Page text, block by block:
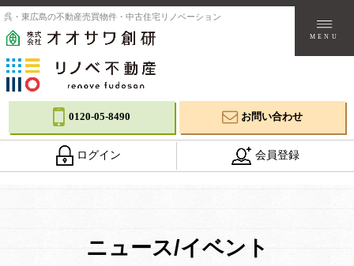
呉・東広島の不動産売買物件・中古住宅リノベーション
MENU
0120-05-8490 お問い合わせ
ログイン 会員登録
ニュース/イベント